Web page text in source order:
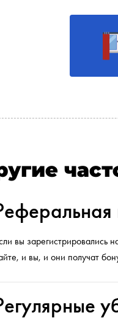
вы зарегистрировались
и вы, и они получат